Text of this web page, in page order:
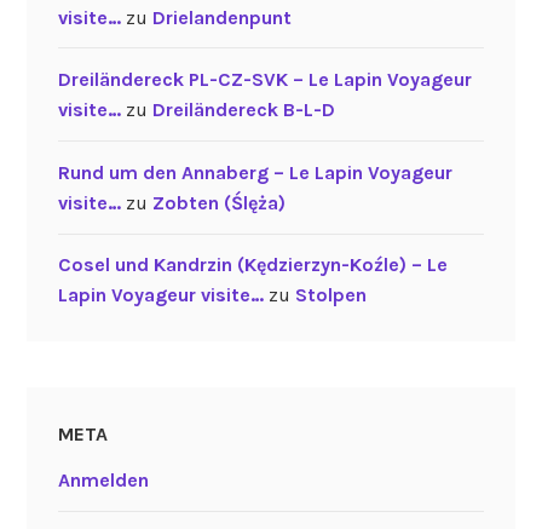
visite…zu Drielandenpunt
Dreiländereck PL-CZ-SVK – Le Lapin Voyageur
visite…zu Dreiländereck B-L-D
Rund um den Annaberg – Le Lapin Voyageur
visite…zu Zobten (Ślęża)
Cosel und Kandrzin (Kędzierzyn-Koźle) – Le
Lapin Voyageur visite…zu Stolpen
META
Anmelden